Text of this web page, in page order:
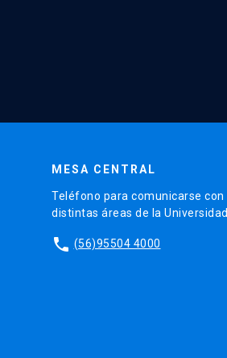
MESA CENTRAL
Teléfono para comunicarse con
distintas áreas de la Universidad.
phone (56)95504 4000